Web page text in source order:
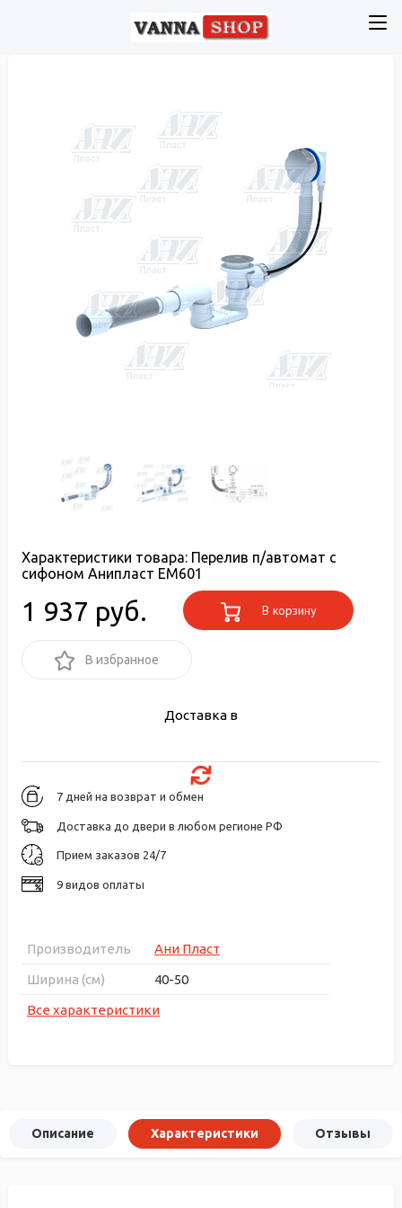
Характеристики товара: Перелив п/автомат с
сифоном Анипласт EM601
1 937 руб. В корзину
В избранное
Доставка в
7 дней на возврат и обмен
Доставка до двери в любом регионе РФ
Прием заказов 24/7
9 видов оплаты
Производитель
Ани Пласт
Ширина (см)
40-50
Все характеристики
Описание Характеристики Отзывы